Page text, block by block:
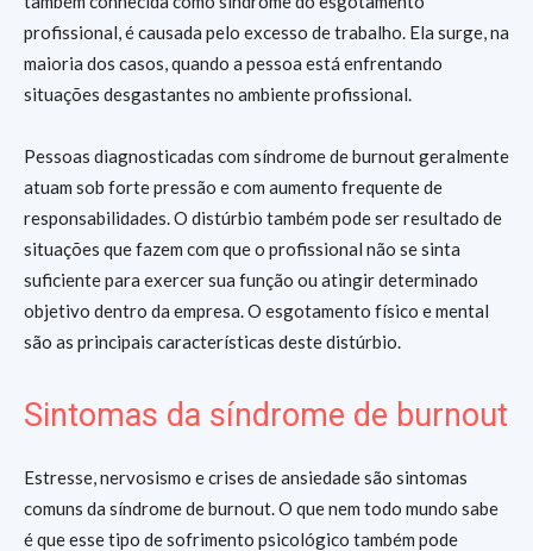
profissional, é causada pelo excesso de trabalho. Ela surge, na
maioria dos casos, quando a pessoa está enfrentando
situações desgastantes no ambiente profissional.
Pessoas diagnosticadas com síndrome de burnoutgeralmente
atuam sob forte pressão e com aumento frequente de
responsabilidades. O distúrbio também pode ser resultado de
situações que fazem com que o profissional não se sinta
suficiente para exercer sua função ou atingir determinado
objetivo dentro da empresa. O esgotamento físico e mental
são as principais características deste distúrbio.
Sintomas da síndrome de burnout
Estresse, nervosismo e crises de ansiedade são sintomas
comuns da síndrome de burnout. O que nem todo mundo sabe
é que esse tipo de sofrimento psicológico também pode